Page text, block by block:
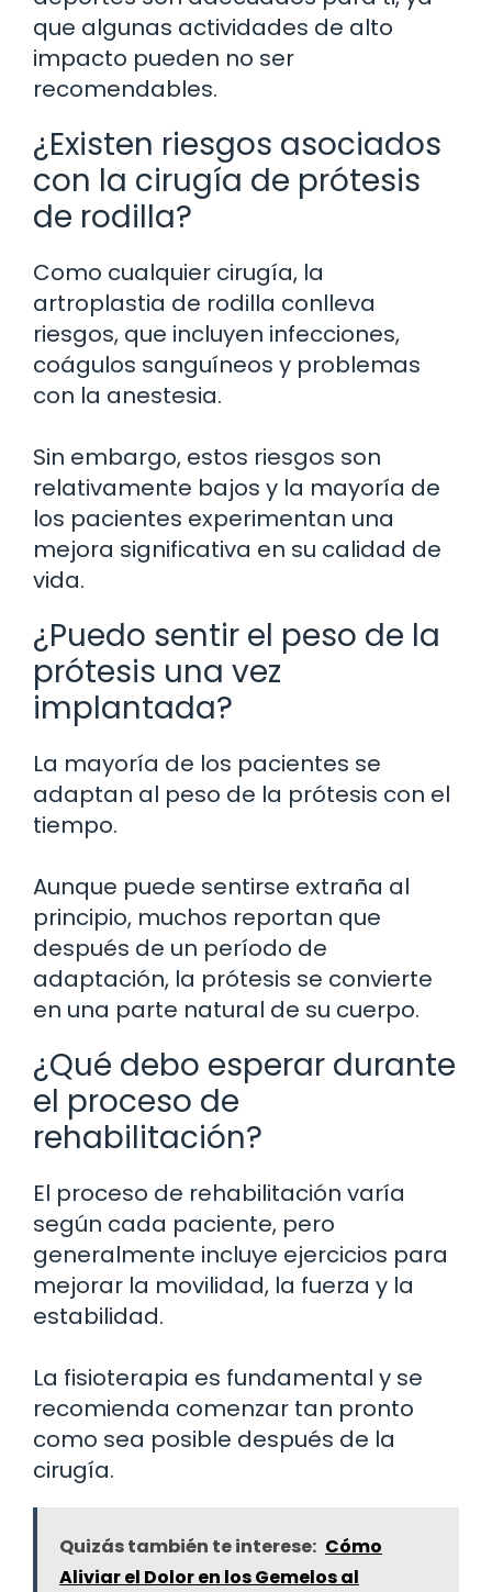
que algunas actividades de alto
impacto pueden no ser
recomendables.
¿Existen riesgos asociados
con la cirugía de prótesis
de rodilla?
Como cualquier cirugía, la
artroplastia de rodilla conlleva
riesgos, que incluyen infecciones,
coágulos sanguíneos y problemas
con la anestesia.
Sin embargo, estos riesgos son
relativamente bajos y la mayoría de
los pacientes experimentan una
mejora significativa en su calidad de
vida.
¿Puedo sentir el peso de la
prótesis una vez
implantada?
La mayoría de los pacientes se
adaptan al peso de la prótesis con el
tiempo.
Aunque puede sentirse extraña al
principio, muchos reportan que
después de un período de
adaptación, la prótesis se convierte
en una parte natural de su cuerpo.
¿Qué debo esperar durante
el proceso de
rehabilitación?
El proceso de rehabilitación varía
según cada paciente, pero
generalmente incluye ejercicios para
mejorar la movilidad, la fuerza y la
estabilidad.
La fisioterapia es fundamental y se
recomienda comenzar tan pronto
como sea posible después de la
cirugía.
Quizás también te interese: Cómo
Aliviar el Dolor en los Gemelos al